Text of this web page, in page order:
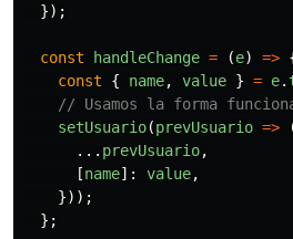
});
const handleChange = (e) =>
const
{ name, value } = e.
// Usamos la forma
setUsuario(prevUsuario =>
... prevUsuario,
[name]: value,
}));
};